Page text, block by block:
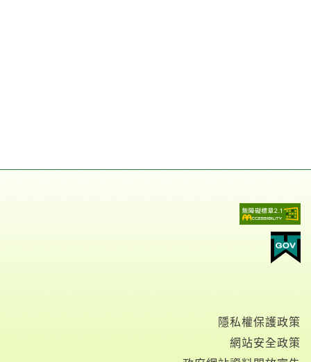
隱私權保護政策
網站安全政策